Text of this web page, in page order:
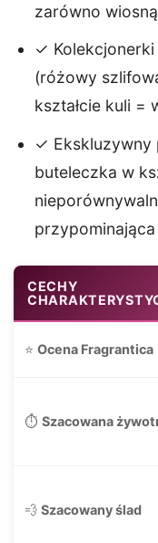
zarówno
✓
(różowy
kształcie kuli =
✓ Ekskluzywny
buteleczka w
CECHY
⭐ Ocena Fragrantica
⏱️ Szacowana
💨 Szacowany ślad